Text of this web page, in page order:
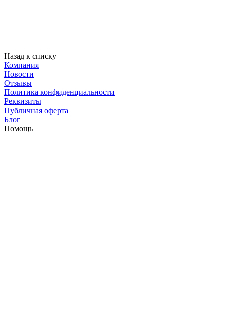
Назад к списку
Компания
Новости
Отзывы
Политика конфиденциальности
Реквизиты
Публичная оферта
Блог
Помощь